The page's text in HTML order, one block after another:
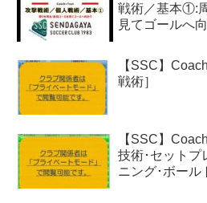
戦術／基本①:
見てゴールへ向
【SSC】
戦術］
【SSC】
技術･セットプ
ニング･ボール